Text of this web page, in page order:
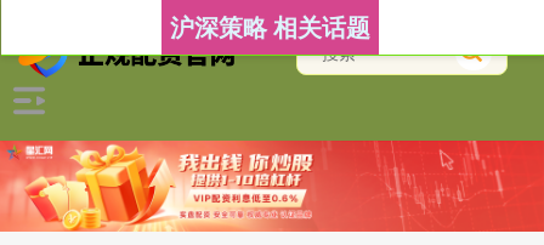
沪深策略 相关话题